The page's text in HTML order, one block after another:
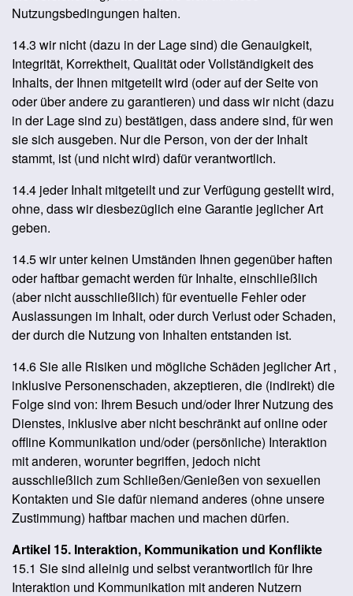
Nutzungsbedingungen halten.
14.3 wir nicht (dazu in der Lage sind) die Genauigkeit,
Integrität, Korrektheit, Qualität oder Vollständigkeit des
Inhalts, der Ihnen mitgeteilt wird (oder auf der Seite von
oder über andere zu garantieren) und dass wir nicht (dazu
in der Lage sind zu) bestätigen, dass andere sind, für wen
sie sich ausgeben. Nur die Person, von der der Inhalt
stammt, ist (und nicht wird) dafür verantwortlich.
14.4 jeder Inhalt mitgeteilt und zur Verfügung gestellt wird,
ohne, dass wir diesbezüglich eine Garantie jeglicher Art
geben.
14.5 wir unter keinen Umständen Ihnen gegenüber haften
oder haftbar gemacht werden für Inhalte, einschließlich
(aber nicht ausschließlich) für eventuelle Fehler oder
Auslassungen im Inhalt, oder durch Verlust oder Schaden,
der durch die Nutzung von Inhalten entstanden ist.
14.6 Sie alle Risiken und mögliche Schäden jeglicher Art ,
inklusive Personenschaden, akzeptieren, die (indirekt) die
Folge sind von: Ihrem Besuch und/oder Ihrer Nutzung des
Dienstes, inklusive aber nicht beschränkt auf online oder
offline Kommunikation und/oder (persönliche) Interaktion
mit anderen, worunter begriffen, jedoch nicht
ausschließlich zum Schließen/Genießen von sexuellen
Kontakten und Sie dafür niemand anderes (ohne unsere
Zustimmung) haftbar machen und machen dürfen.
Artikel 15. Interaktion, Kommunikation und Konflikte
15.1 Sie sind alleinig und selbst verantwortlich für Ihre
Interaktion und Kommunikation mit anderen Nutzern